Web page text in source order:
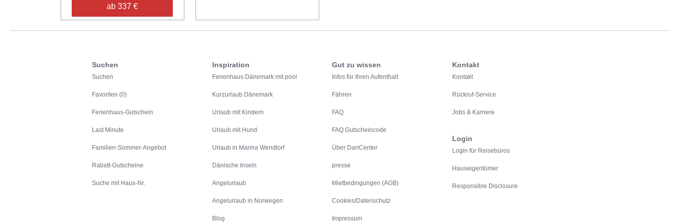
ab 337 €
Suchen
Suchen
Favoriten (0)
Ferienhaus-Gutschein
Last Minute
Familien-Sommer-Angebot
Rabatt-Gutscheine
Suche mit Haus-Nr.
Inspiration
Ferienhaus Dänemark mit pool
Kurzurlaub Dänemark
Urlaub mit Kindern
Urlaub mit Hund
Urlaub in Marina Wendtorf
Dänische Inseln
Angelurlaub
Angelurlaub in Norwegen
Blog
Gut zu wissen
Infos für Ihren Aufenthalt
Fähren
FAQ
FAQ Gutscheincode
Über DanCenter
presse
Mietbedingungen (AGB)
Cookies/Datenschutz
Impressum
Kontakt
Kontakt
Rückruf-Service
Jobs & Karriere
Login
Login für Reisebüros
Hauseigentümer
Responsible Disclosure